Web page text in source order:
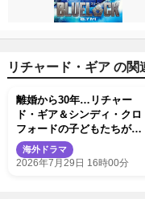
リチャード・ギア の関
離婚から30年…リチャー
ド・ギア＆シンディ・クロ
フォードの子どもたちがド
ラマで共演→レッドカーペ
ットで2ショット
海外ドラマ
2026年7月29日 16時00分